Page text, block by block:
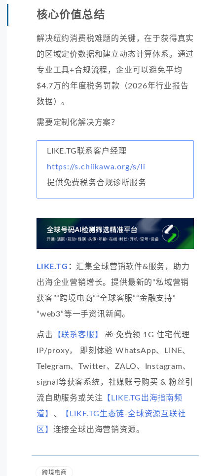
核心价值总结
解决纽约消费税难题的关键，在于获得真实
的区域定价数据和建立动态计算体系。通过
专业工具+合规流程，企业可以避免平均
$4.7万的年度税务罚款（2026年行业报告
数据）。
需要定制化解决方案？
LIKE.TG联系客户经理
https://s.chiikawa.org/s/li
提供免费税务合规诊断服务
LIKE.TG ： 汇集全球营销软件&服务，助力
出海企业营销增长。提供最新的“私域营销
获客”“跨境电商”“全球客服”“金融支持”
“web3”等一手资讯新闻。
点击 【联系客服】
🎁 免费领 1G 住宅代理
IP/proxy， 即刻体验 WhatsApp、LINE、
Telegram、Twitter、ZALO、Instagram、
signal等获客系统，社媒账号购买 & 粉丝引
流自助服务或关注 【LIKE.TG出海指南频
道】 、
【LIKE.TG生态链-全球资源互联社
区】 连接全球出海营销资源。
跨境电商